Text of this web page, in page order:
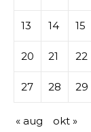
13 14 15
20 21 22
27 28 29
« aug okt »